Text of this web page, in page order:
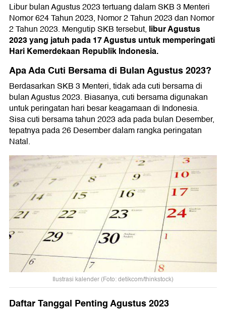
Libur bulan Agustus 2023 tertuang dalam SKB 3 Menteri
Nomor 624 Tahun 2023, Nomor 2 Tahun 2023 dan Nomor
2 Tahun 2023. Mengutip SKB tersebut, libur Agustus
2023 yang jatuh pada 17 Agustus untuk memperingati
Hari Kemerdekaan Republik Indonesia.
Apa Ada Cuti Bersama di Bulan Agustus 2023?
Berdasarkan SKB 3 Menteri, tidak ada cuti bersama di
bulan Agustus 2023. Biasanya, cuti bersama digunakan
untuk peringatan hari besar keagamaan di Indonesia.
Sisa cuti bersama tahun 2023 ada pada bulan Desember,
tepatnya pada 26 Desember dalam rangka peringatan
Natal.
Ilustrasi kalender (Foto: detikcom/thinkstock)
Daftar Tanggal Penting Agustus 2023